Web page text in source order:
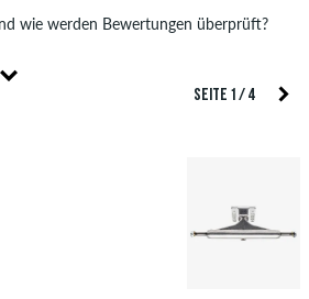
wie werden Bewertungen überprüft?
Diese werden erst nach unserer
Inhalten sowie Bewertungen,
Urheberrechte verletzen oder Spam
werden nicht veröffentlicht.
SEITE 1 / 4